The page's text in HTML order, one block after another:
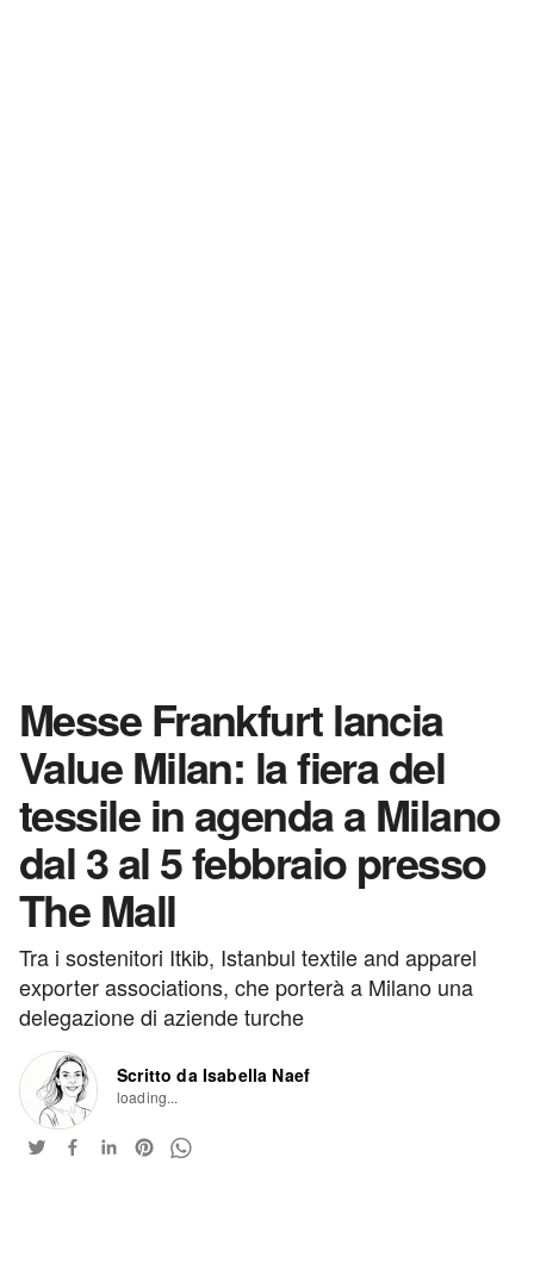
Messe Frankfurt lancia
Value Milan: la fiera del
tessile in agenda a Milano
dal 3 al 5 febbraio presso
The Mall
Tra i sostenitori Itkib, Istanbul textile and apparel
exporter associations, che porterà a Milano una
delegazione di aziende turche
Scritto da Isabella Naef
loading...